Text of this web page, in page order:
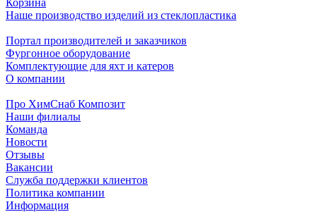
Наше производство изделий из стеклопластика
Портал производителей и заказчиков
Фургонное оборудование
Комплектующие для яхт и катеров
О компании
Про ХимСнаб Композит
Наши филиалы
Команда
Новости
Отзывы
Вакансии
Служба поддержки клиентов
Политика компании
Информация